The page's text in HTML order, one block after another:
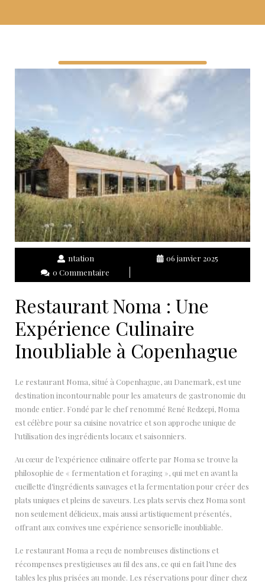
ntation
06 janvier 2025
0 Commentaire
Restaurant Noma : Une
Expérience Culinaire
Inoubliable à Copenhague
Le restaurant Noma, situé à Copenhague, au Danemark, est une
destination incontournable pour les amateurs de gastronomie du
monde entier. Fondé par le chef renommé René Redzepi, Noma
est célèbre pour sa cuisine novatrice et son approche unique de
l’utilisation des ingrédients locaux et saisonniers.
Au cœur de l’expérience culinaire offerte par Noma se trouve la
philosophie de « fermentation et foraging », qui met en avant la
cueillette d’ingrédients sauvages et la fermentation pour créer des
plats uniques et pleins de saveurs. Les plats servis chez Noma sont
non seulement délicieux, mais aussi artistiquement présentés,
offrant aux convives une expérience sensorielle inoubliable.
Le restaurant Noma a reçu de nombreuses distinctions et
récompenses prestigieuses au fil des ans, ce qui en fait l’une des
tables les plus prisées au monde. Les réservations pour dîner chez